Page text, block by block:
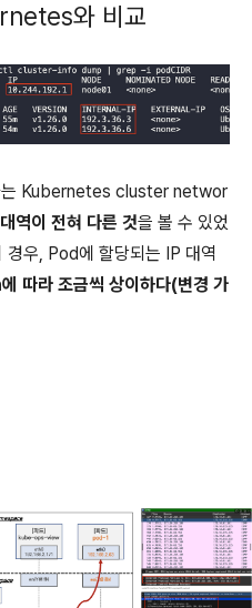
와 비교
는 Kubernetes cluster networ
역이 전혀 다른 것을 볼 수 있었
우, Pod에 할당되는 IP 대역
따라 조금씩 상이하다(변경 가